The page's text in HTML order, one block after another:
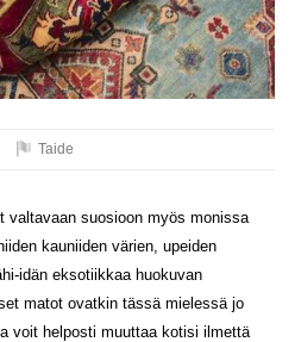
Taide
valtavaan suosioon myös monissa
kauniiden värien, upeiden
idän eksotiikkaa huokuvan
matot ovatkin tässä mielessä jo
voit helposti muuttaa kotisi ilmettä